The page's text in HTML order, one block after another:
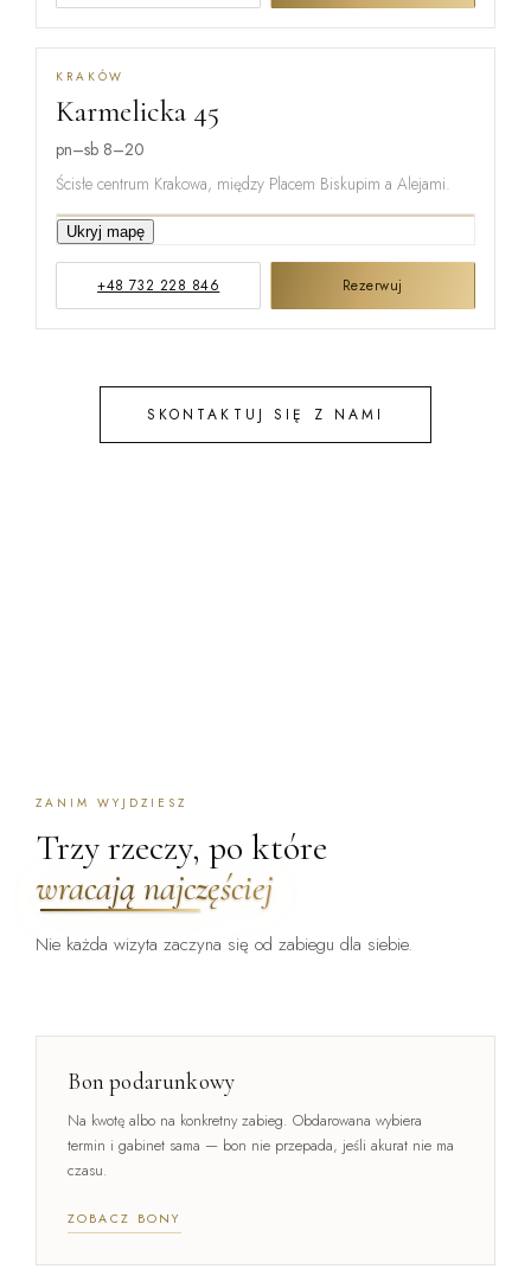
KRAKÓW
Karmelicka 45
pn–sb 8–20
Ścisłe centrum Krakowa, między Placem Biskupim a Alejami.
KARMELICKA
Ukryj mapę
+48 732 228 846 Rezerwuj
SKONTAKTUJ SIĘ Z NAMI
ZANIM WYJDZIESZ
Trzy rzeczy, po które
wracają najczęściej
Nie każda wizyta zaczyna się od zabiegu dla siebie.
Bon podarunkowy
Na kwotę albo na konkretny zabieg. Obdarowana wybiera
termin i gabinet sama — bon nie przepada, jeśli akurat nie ma
czasu.
ZOBACZ BONY